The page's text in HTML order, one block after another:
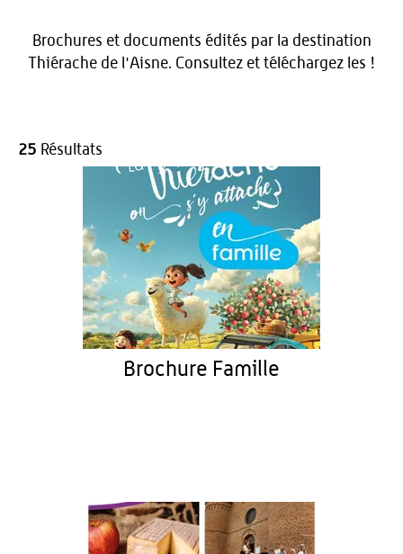
o
n
Brochures et documents édités par la destination
Thiérache de l'Aisne. Consultez et téléchargez les !
25 Résultats
Brochure Famille